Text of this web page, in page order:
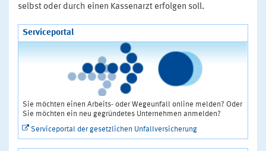
selbst oder durch einen Kassenarzt erfolgen soll.
Serviceportal
Sie möchten einen Arbeits- oder Wegeunfall online melden? Oder
Sie möchten ein neu gegründetes Unternehmen anmelden?
Serviceportal der gesetzlichen Unfallversicherung